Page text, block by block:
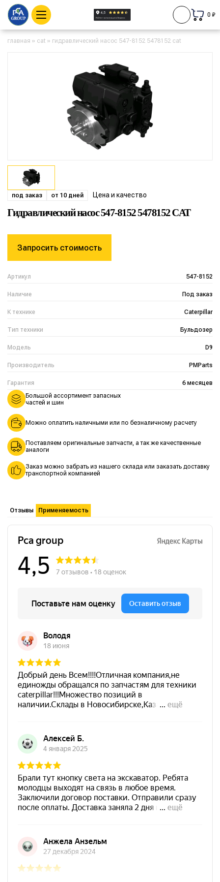
0 ₽
главная » cat » гидравлический насос 547-8152 5478152 cat
под заказ от 10 дней Цена и качество
Гидравлический насос 547-8152 5478152 CAT
Артикул 547-8152
Наличие Под заказ
К технике Caterpillar
Тип техники Бульдозер
Модель D9
Производитель PMParts
Гарантия 6 месяцев
Запросить стоимость
Большой ассортимент запасных
частей и шин
Можно оплатить наличными или по безналичному расчету
Поставляем оригинальные запчасти, а так же качественные
аналоги
Заказ можно забрать из нашего склада или заказать доставку
транспортной компанией
Отзывы Применяемость